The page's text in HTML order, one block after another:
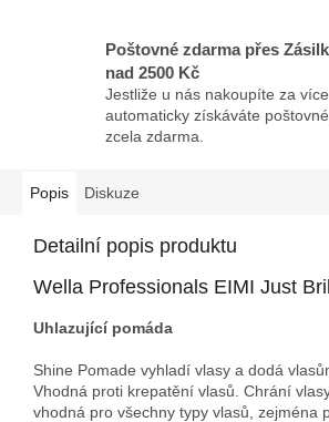
Poštovné zdarma přes
nad 2500 Kč
Jestliže u nás nakoupíte za
automaticky získáváte
zcela zdarma.
Popis Diskuze
Detailní popis produktu
Wella Professionals EIMI Just
Uhlazující pomáda
Shine Pomade vyhladí vlasy a dodá
Vhodná proti krepatění vlasů. Chrání
vhodná pro všechny typy vlasů, zejména